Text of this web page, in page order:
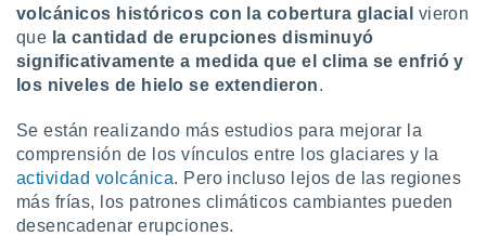
volcánicos históricos con la cobertura glacial vieron
que la cantidad de erupciones disminuyó
significativamente a medida que el clima se enfrió y
los niveles de hielo se extendieron.
Se están realizando más estudios para mejorar la
comprensión de los vínculos entre los glaciares y la
actividad volcánica. Pero incluso lejos de las regiones
más frías, los patrones climáticos cambiantes pueden
desencadenar erupciones.